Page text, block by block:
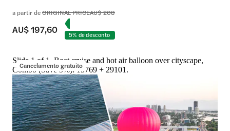
a partir deORIGINAL PRICEAU$ 208
AU$ 197,60 5% de desconto
Cancelamento gratuito
Slide 1 of 1, Boat cruise and hot air balloon over cityscape,
Combo (Save 5%): 15769 + 29101.